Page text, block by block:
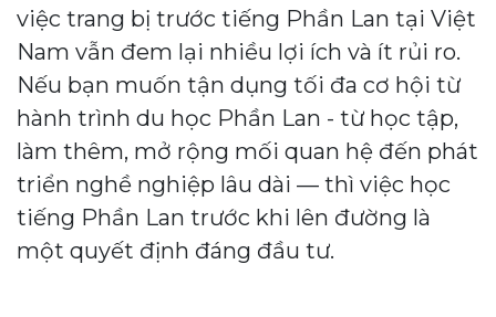
việc trang bị trước tiếng Phần Lan tại Việt
Nam vẫn đem lại nhiều lợi ích và ít rủi ro.
Nếu bạn muốn tận dụng tối đa cơ hội từ
hành trình du học Phần Lan - từ học tập,
làm thêm, mở rộng mối quan hệ đến phát
triển nghề nghiệp lâu dài — thì việc học
tiếng Phần Lan trước khi lên đường là
một quyết định đáng đầu tư.